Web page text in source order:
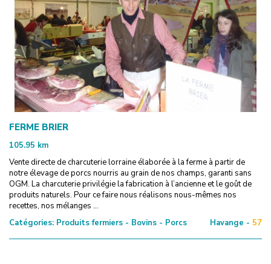
FERME BRIER
105.95 km
Vente directe de charcuterie lorraine élaborée à la ferme à partir de
notre élevage de porcs nourris au grain de nos champs, garanti sans
OGM. La charcuterie privilégie la fabrication à l’ancienne et le goût de
produits naturels. Pour ce faire nous réalisons nous-mêmes nos
recettes, nos mélanges ...
Catégories: Produits fermiers - Bovins - Porcs Havange - 57